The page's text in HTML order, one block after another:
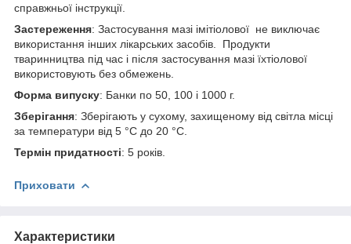
справжньої інструкції.
Застереження: Застосування мазі імітіолової не виключає
використання інших лікарських засобів. Продукти
тваринництва під час і після застосування мазі їхтіолової
використовують без обмежень.
Форма випуску: Банки по 50, 100 і 1000 г.
Зберігання: Зберігають у сухому, захищеному від світла місці
за температури від 5 °C до 20 °C.
Термін придатності: 5 років.
Приховати
Характеристики